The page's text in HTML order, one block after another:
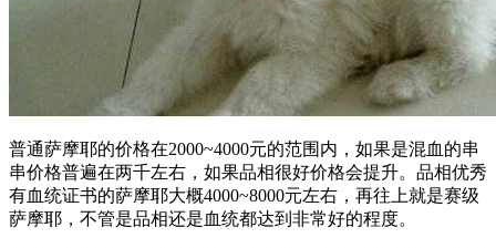
普通萨摩耶的价格在2000~4000元的范围内，如果是混血的串
串价格普遍在两千左右，如果品相很好价格会提升。品相优秀
有血统证书的萨摩耶大概4000~8000元左右，再往上就是赛级
萨摩耶，不管是品相还是血统都达到非常好的程度。